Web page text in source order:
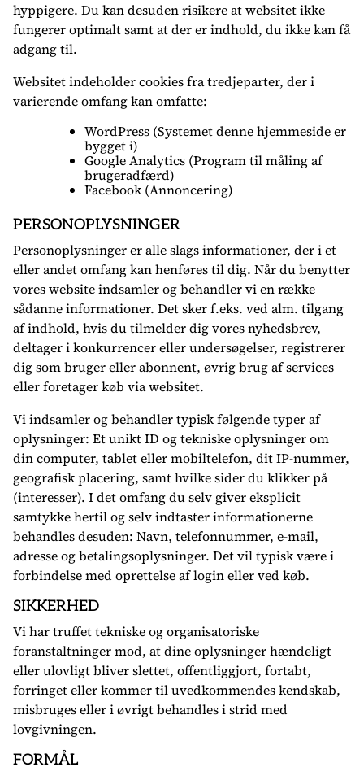
hyppigere. Du kan desuden risikere at websitet ikke
fungerer optimalt samt at der er indhold, du ikke kan få
adgang til.
Websitet indeholder cookies fra tredjeparter, der i
varierende omfang kan omfatte:
WordPress (Systemet denne hjemmeside er
bygget i)
Google Analytics (Program til måling af
brugeradfærd)
Facebook (Annoncering)
PERSONOPLYSNINGER
Personoplysninger er alle slags informationer, der i et
eller andet omfang kan henføres til dig. Når du benytter
vores website indsamler og behandler vi en række
sådanne informationer. Det sker f.eks. ved alm. tilgang
af indhold, hvis du tilmelder dig vores nyhedsbrev,
deltager i konkurrencer eller undersøgelser, registrerer
dig som bruger eller abonnent, øvrig brug af services
eller foretager køb via websitet.
Vi indsamler og behandler typisk følgende typer af
oplysninger: Et unikt ID og tekniske oplysninger om
din computer, tablet eller mobiltelefon, dit IP-nummer,
geografisk placering, samt hvilke sider du klikker på
(interesser). I det omfang du selv giver eksplicit
samtykke hertil og selv indtaster informationerne
behandles desuden: Navn, telefonnummer, e-mail,
adresse og betalingsoplysninger. Det vil typisk være i
forbindelse med oprettelse af login eller ved køb.
SIKKERHED
Vi har truffet tekniske og organisatoriske
foranstaltninger mod, at dine oplysninger hændeligt
eller ulovligt bliver slettet, offentliggjort, fortabt,
forringet eller kommer til uvedkommendes kendskab,
misbruges eller i øvrigt behandles i strid med
lovgivningen.
FORMÅL